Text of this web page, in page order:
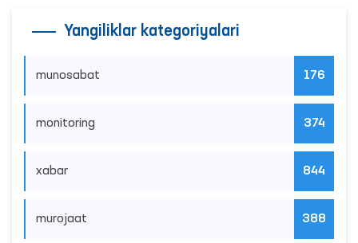
Yangiliklar kategoriyalari
munosabat 176
monitoring 374
xabar 844
murojaat 388